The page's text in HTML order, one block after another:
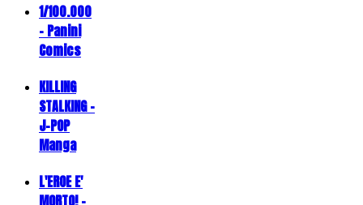
1/100.000
- Panini
Comics
KILLING
STALKING -
J-POP
Manga
L'EROE E'
MORTO! -